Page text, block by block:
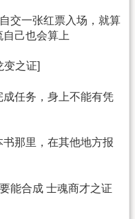
交一张红票入场，就算
己也会算上
变之证]
任务，身上不能有凭
那里，在其他地方报
能合成 士魂商才之证